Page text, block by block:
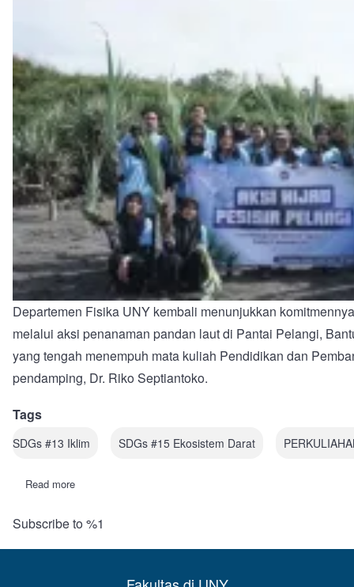
Departemen Fisika UNY kembali menunjukkan
melalui aksi penanaman pandan laut di Pantai Pelangi,
yang tengah menempuh mata kuliah Pendidikan dan
pendamping, Dr. Riko Septiantoko.
Tags
SDGs #13 Iklim SDGs #15 Ekosistem Darat
Read more
FMIPA
Hijaukan
Subscribe to %1